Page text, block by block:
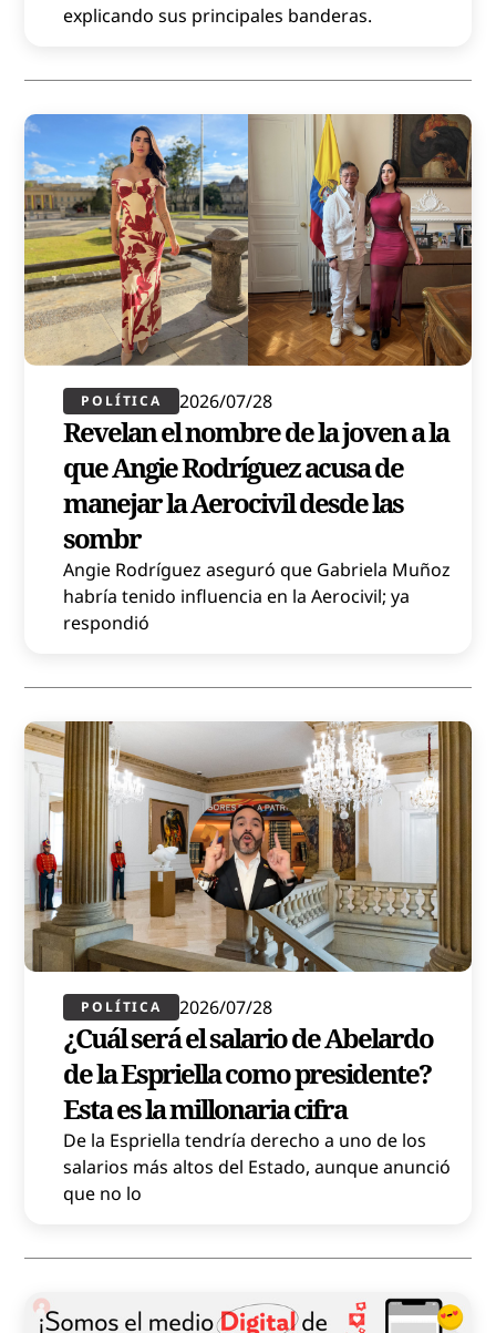
explicando sus principales banderas.
POLÍTICA​ 2026/07/28
Revelan el nombre de la joven a la
que Angie Rodríguez acusa de
manejar la Aerocivil desde las
sombr
Angie Rodríguez aseguró que Gabriela Muñoz
habría tenido influencia en la Aerocivil; ya
respondió
POLÍTICA​ 2026/07/28
¿Cuál será el salario de Abelardo
de la Espriella como presidente?
Esta es la millonaria cifra
De la Espriella tendría derecho a uno de los
salarios más altos del Estado, aunque anunció
que no lo